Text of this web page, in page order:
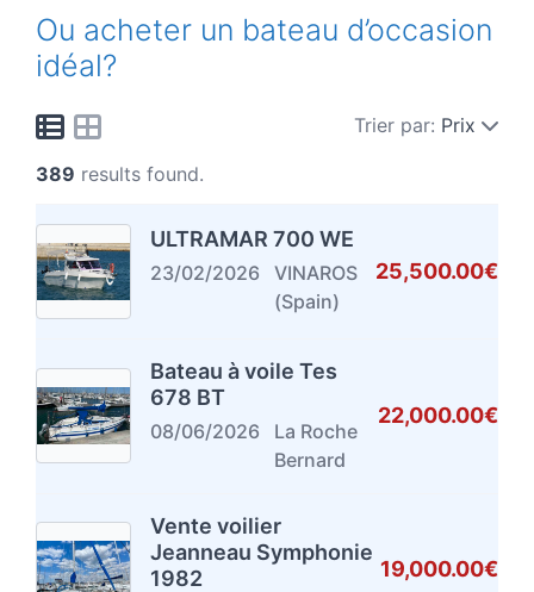
Ou acheter un bateau d’occasion
idéal?
Trier par: Prix
389 results found.
ULTRAMAR 700 WE
23/02/2026
VINAROS
(Spain)
25,500.00€
Bateau à voile Tes
678 BT
08/06/2026
La Roche
Bernard
22,000.00€
Vente voilier
Jeanneau Symphonie
1982
19,000.00€